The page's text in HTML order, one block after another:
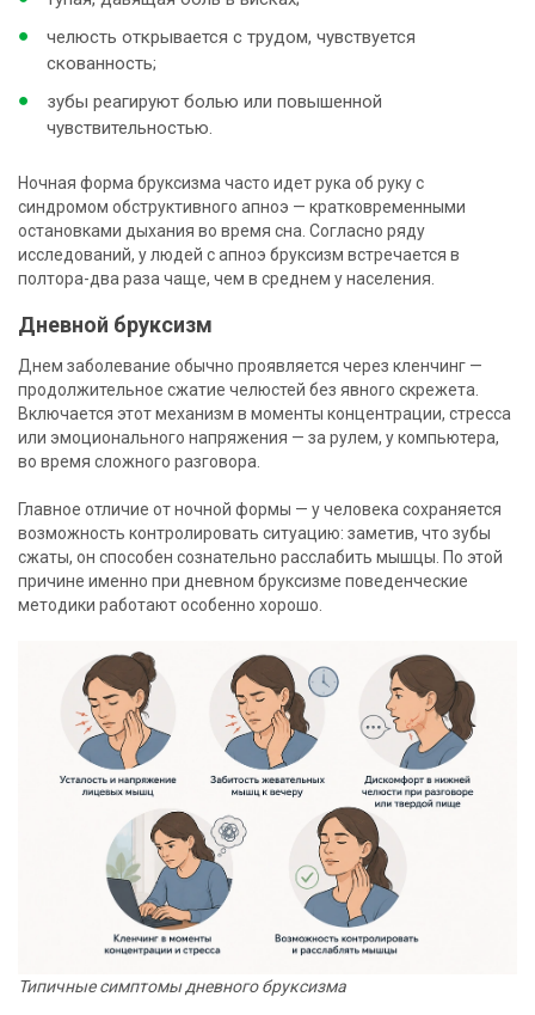
челюсть открывается с трудом, чувствуется
скованность;
зубы реагируют болью или повышенной
чувствительностью.
Ночная форма бруксизма часто идет рука об руку с
синдромом обструктивного апноэ — кратковременными
остановками дыхания во время сна. Согласно ряду
исследований, у людей с апноэ бруксизм встречается в
полтора-два раза чаще, чем в среднем у населения.
Дневной бруксизм
Днем заболевание обычно проявляется через кленчинг —
продолжительное сжатие челюстей без явного скрежета.
Включается этот механизм в моменты концентрации, стресса
или эмоционального напряжения — за рулем, у компьютера,
во время сложного разговора.
Главное отличие от ночной формы — у человека сохраняется
возможность контролировать ситуацию: заметив, что зубы
сжаты, он способен сознательно расслабить мышцы. По этой
причине именно при дневном бруксизме поведенческие
методики работают особенно хорошо.
Типичные симптомы дневного бруксизма